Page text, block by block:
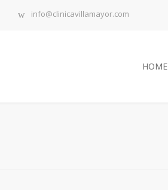
info@clinicavillamayor.com
HOME